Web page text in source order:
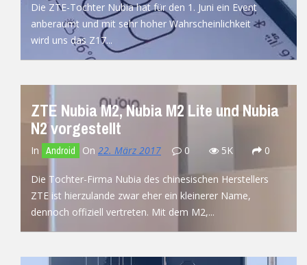
Die ZTE-Tochter Nubia hat für den 1. Juni ein Event
anberaumt und mit sehr hoher Wahrscheinlichkeit
wird uns das Z17...
READ MORE
ZTE Nubia M2, Nubia M2 Lite und Nubia
N2 vorgestellt
In Android On 22. März 2017 0 5K 0
Die Tochter-Firma Nubia des chinesischen Herstellers
ZTE ist hierzulande zwar eher ein kleinerer Name,
dennoch offiziell vertreten. Mit dem M2,...
READ MORE